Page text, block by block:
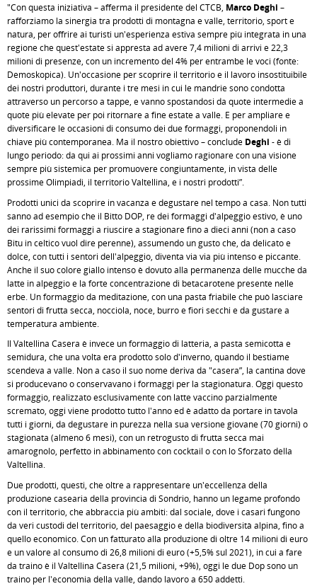
"Con questa iniziativa – afferma il presidente del CTCB, Marco Deghi –
rafforziamo la sinergia tra prodotti di montagna e valle, territorio, sport e
natura, per offrire ai turisti un'esperienza estiva sempre più integrata in una
regione che quest'estate si appresta ad avere 7,4 milioni di arrivi e 22,3
milioni di presenze, con un incremento del 4% per entrambe le voci (fonte:
Demoskopica). Un'occasione per scoprire il territorio e il lavoro insostituibile
dei nostri produttori, durante i tre mesi in cui le mandrie sono condotta
attraverso un percorso a tappe, e vanno spostandosi da quote intermedie a
quote più elevate per poi ritornare a fine estate a valle. E per ampliare e
diversificare le occasioni di consumo dei due formaggi, proponendoli in
chiave più contemporanea. Ma il nostro obiettivo – conclude Deghi - è di
lungo periodo: da qui ai prossimi anni vogliamo ragionare con una visione
sempre più sistemica per promuovere congiuntamente, in vista delle
prossime Olimpiadi, il territorio Valtellina, e i nostri prodotti”.
Prodotti unici da scoprire in vacanza e degustare nel tempo a casa. Non tutti
sanno ad esempio che il Bitto DOP, re dei formaggi d'alpeggio estivo, è uno
dei rarissimi formaggi a riuscire a stagionare fino a dieci anni (non a caso
Bitu in celtico vuol dire perenne), assumendo un gusto che, da delicato e
dolce, con tutti i sentori dell'alpeggio, diventa via via più intenso e piccante.
Anche il suo colore giallo intenso è dovuto alla permanenza delle mucche da
latte in alpeggio e la forte concentrazione di betacarotene presente nelle
erbe. Un formaggio da meditazione, con una pasta friabile che può lasciare
sentori di frutta secca, nocciola, noce, burro e fiori secchi e da gustare a
temperatura ambiente.
Il Valtellina Casera è invece un formaggio di latteria, a pasta semicotta e
semidura, che una volta era prodotto solo d'inverno, quando il bestiame
scendeva a valle. Non a caso il suo nome deriva da "casera”, la cantina dove
si producevano o conservavano i formaggi per la stagionatura. Oggi questo
formaggio, realizzato esclusivamente con latte vaccino parzialmente
scremato, oggi viene prodotto tutto l'anno ed è adatto da portare in tavola
tutti i giorni, da degustare in purezza nella sua versione giovane (70 giorni) o
stagionata (almeno 6 mesi), con un retrogusto di frutta secca mai
amarognolo, perfetto in abbinamento con cocktail o con lo Sforzato della
Valtellina.
Due prodotti, questi, che oltre a rappresentare un'eccellenza della
produzione casearia della provincia di Sondrio, hanno un legame profondo
con il territorio, che abbraccia più ambiti: dal sociale, dove i casari fungono
da veri custodi del territorio, del paesaggio e della biodiversità alpina, fino a
quello economico. Con un fatturato alla produzione di oltre 14 milioni di euro
e un valore al consumo di 26,8 milioni di euro (+5,5% sul 2021), in cui a fare
da traino è il Valtellina Casera (21,5 milioni, +9%), oggi le due Dop sono un
traino per l'economia della valle, dando lavoro a 650 addetti.